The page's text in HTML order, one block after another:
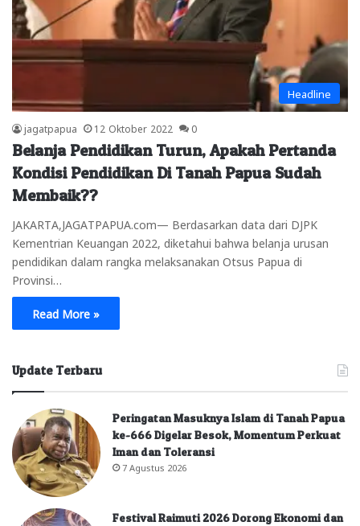
Headline
jagatpapua 12 Oktober 2022 0
Belanja Pendidikan Turun, Apakah Pertanda
Kondisi Pendidikan Di Tanah Papua Sudah
Membaik??
JAKARTA,JAGATPAPUA.com— Berdasarkan data dari DJPK
Kementrian Keuangan 2022, diketahui bahwa belanja urusan
pendidikan dalam rangka melaksanakan Otsus Papua di
Provinsi…
Read More »
Update Terbaru
Peringatan Masuknya Islam di Tanah Papua
ke-666 Digelar Besok, Momentum Perkuat
Iman dan Toleransi
7 Agustus 2026
Festival Raimuti 2026 Dorong Ekonomi dan